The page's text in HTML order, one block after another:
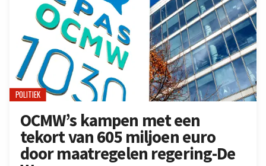
POLITIEK
OCMW’s kampen met een
tekort van 605 miljoen euro
door maatregelen regering-De